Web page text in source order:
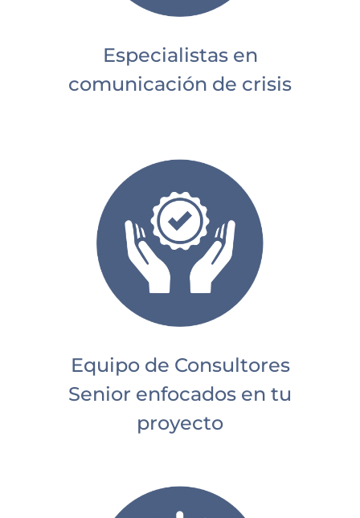
Especialistas en
comunicación de crisis
Equipo de Consultores
Senior enfocados en tu
proyecto